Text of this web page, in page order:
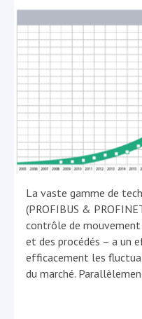
La vaste gamme de
(PROFIBUS &
contrôle de mouvement
et des procédés – a
efficacement les
du marché.